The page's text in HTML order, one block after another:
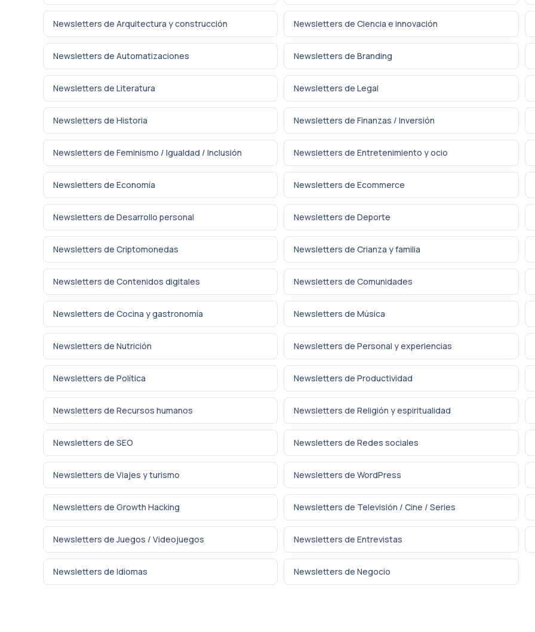
Newsletters de Arquitectura y construcción Newsletters de Ciencia e innovación
Newsletters de Automatizaciones Newsletters de Branding
Newsletters de Literatura Newsletters de Legal
Newsletters de Historia Newsletters de Finanzas / Inversión
Newsletters de Feminismo / Igualdad / Inclusión Newsletters de Entretenimiento y ocio
Newsletters de Economía Newsletters de Ecommerce
Newsletters de Desarrollo personal Newsletters de Deporte
Newsletters de Criptomonedas Newsletters de Crianza y familia
Newsletters de Contenidos digitales Newsletters de Comunidades
Newsletters de Cocina y gastronomía Newsletters de Música
Newsletters de Nutrición Newsletters de Personal y experiencias
Newsletters de Política Newsletters de Productividad
Newsletters de Recursos humanos Newsletters de Religión y espiritualidad
Newsletters de SEO Newsletters de Redes sociales
Newsletters de Viajes y turismo Newsletters de WordPress
Newsletters de Growth Hacking Newsletters de Televisión / Cine / Series
Newsletters de Juegos / Videojuegos Newsletters de Entrevistas
Newsletters de Idiomas Newsletters de Negocio